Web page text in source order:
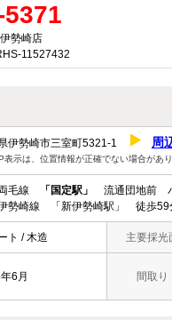
勢崎店
11527432
伊勢崎市三室町5321-1 周
表示は、位置情報が正確でない場合があ
毛線 「国定駅」
流通団地前
勢崎線 「新伊勢崎駅」 徒歩59
ト / 木造 主要採光
年6月 間取り